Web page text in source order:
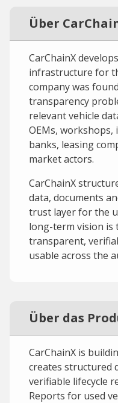
Über
CarChainX
infrastructure for
company was
transparency
relevant vehicle
OEMs, workshops,
banks, leasing
market actors.
CarChainX
data, documents
trust layer for the
long-term vision is
transparent,
usable across the
Über das
CarChainX is
creates structured
verifiable lifecycle
Reports for used